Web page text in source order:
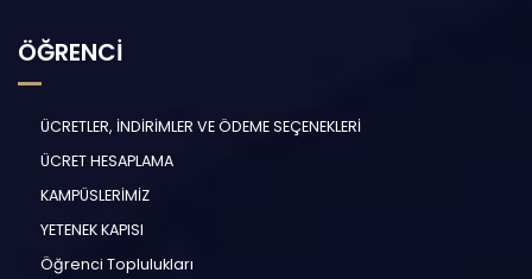
ÖĞRENCİ
ÜCRETLER, İNDİRİMLER VE ÖDEME SEÇENEKLERİ
ÜCRET HESAPLAMA
KAMPÜSLERİMİZ
YETENEK KAPISI
Öğrenci Toplulukları